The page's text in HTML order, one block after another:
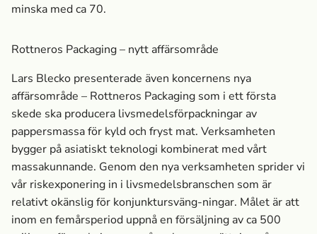
minska med ca 70.
Rottneros Packaging – nytt affärsområde
Lars Blecko presenterade även koncernens nya
affärsområde – Rottneros Packaging som i ett första
skede ska producera livsmedels­förpackningar av
pappersmassa­ för kyld och fryst mat. Verksamheten
bygger på asiatiskt teknologi kombinerat med vårt
massa­kunnande. Genom den nya verksamheten sprider vi
vår riskexponering in i livsmedels­branschen som är
relativt okänslig för konjunktursväng-ningar. Målet är att
inom en femårsperiod uppnå en försäljning av ca 500